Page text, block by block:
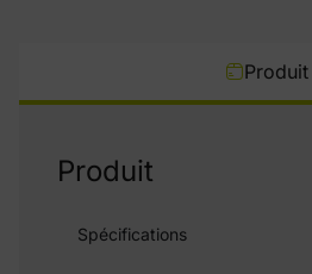
Produit
Produit
Spécifications